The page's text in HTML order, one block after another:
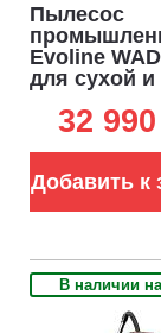
Пылесос
Evoline
для сухой и
(PRC, 3.0
л/мин, 190
шланг 2.5 м,
32
Добавить к
В наличии